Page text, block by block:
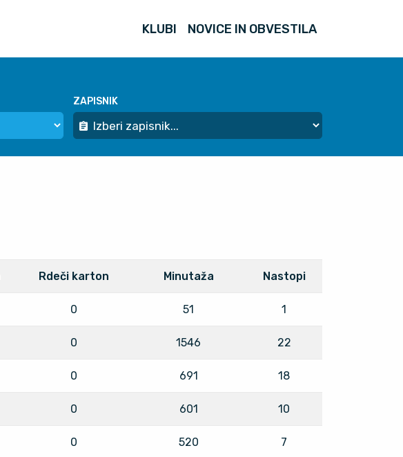
KLUBI NOVICE IN OBVESTILA
ZAPISNIK
Rdeči karton Minutaža Nastopi
0 51 1
0 1546 22
0 691 18
0 601 10
0 520 7